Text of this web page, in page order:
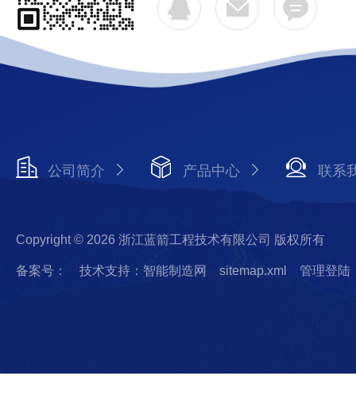
公司简介 产品中心 联系
Copyright © 2026 浙江蓝箭工程技术有限公司 版权所有
备案号： 技术支持：智能制造网 sitemap.xml 管理登陆